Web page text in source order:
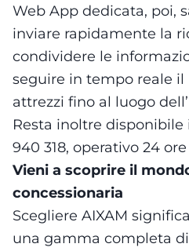
Web App dedicata, poi,
inviare rapidamente la
condividere le
seguire in tempo reale il
attrezzi fino al luogo
Resta inoltre
940 318, operativo 24
Vieni a scoprire il
concessionaria
Scegliere AIXAM
una gamma completa